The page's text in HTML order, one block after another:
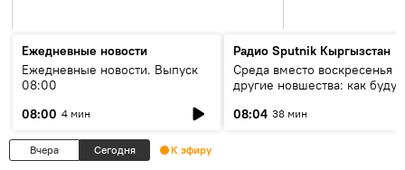
Ежедневные новости
Ежедневные новости. Выпуск
08:00
08:00 4 мин
Радио Sputnik Кыргызстан
Среда вместо воскресенья и
другие новшества: как будут
08:04 38 мин
Вчера Сегодня К эфиру